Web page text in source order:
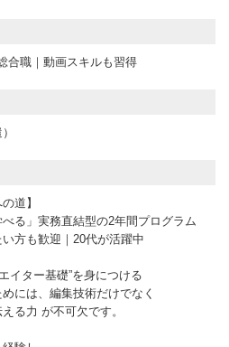
合職｜動画スキルも習得
道】
る」実務直結型の2年間プログラム
方も歓迎｜20代が活躍中
イター基礎”を身につける
には、編集技術だけでなく
る力 が不可欠です。